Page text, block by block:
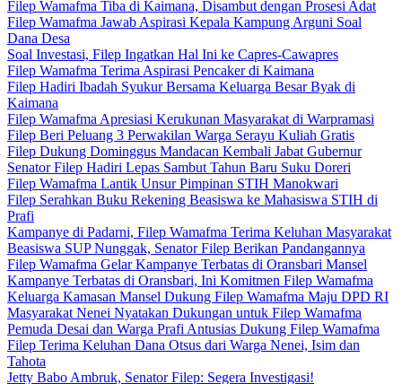
Filep Wamafma Tiba di Kaimana, Disambut dengan Prosesi Adat
Filep Wamafma Jawab Aspirasi Kepala Kampung Arguni Soal
Dana Desa
Soal Investasi, Filep Ingatkan Hal Ini ke Capres-Cawapres
Filep Wamafma Terima Aspirasi Pencaker di Kaimana
Filep Hadiri Ibadah Syukur Bersama Keluarga Besar Byak di
Kaimana
Filep Wamafma Apresiasi Kerukunan Masyarakat di Warpramasi
Filep Beri Peluang 3 Perwakilan Warga Serayu Kuliah Gratis
Filep Dukung Dominggus Mandacan Kembali Jabat Gubernur
Senator Filep Hadiri Lepas Sambut Tahun Baru Suku Doreri
Filep Wamafma Lantik Unsur Pimpinan STIH Manokwari
Filep Serahkan Buku Rekening Beasiswa ke Mahasiswa STIH di
Prafi
Kampanye di Padarni, Filep Wamafma Terima Keluhan Masyarakat
Beasiswa SUP Nunggak, Senator Filep Berikan Pandangannya
Filep Wamafma Gelar Kampanye Terbatas di Oransbari Mansel
Kampanye Terbatas di Oransbari, Ini Komitmen Filep Wamafma
Keluarga Kamasan Mansel Dukung Filep Wamafma Maju DPD RI
Masyarakat Nenei Nyatakan Dukungan untuk Filep Wamafma
Pemuda Desai dan Warga Prafi Antusias Dukung Filep Wamafma
Filep Terima Keluhan Dana Otsus dari Warga Nenei, Isim dan
Tahota
Jetty Babo Ambruk, Senator Filep: Segera Investigasi!